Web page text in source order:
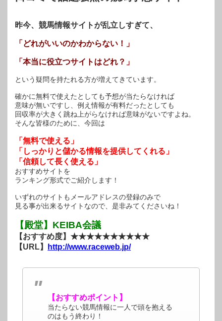
昨今、競馬情報サイトが乱立しすぎて、
「どれがいいのかわからない！」
「本当に役立つサイトはどれ？」
という疑問を持たれる方が増えてきています。
確かに無料で使えたとしても予想が当たらなければ
意味が無いですし、例え情報が有料だったとしても
回収率が大きく跳ね上がらなければ意味がないですよね。
そんな皆様のために、今回は
「無料で使える」
「しっかりと儲かる情報を提供してくれる」
「信頼して長く使える」
おすすめサイトを
ランキング形式でご紹介します！
いずれのサイトもメールアドレスの登録のみで
見る事が出来るサイトなので、是非みてくださいね！
【殿堂】KEIBA会議
【おすすめ度】★★★★★★★★★★
【URL】
http://www.raceweb.jp/
【おすすめポイント】
当たらない競馬情報に一人で頭を抱える
のはもう終わり！